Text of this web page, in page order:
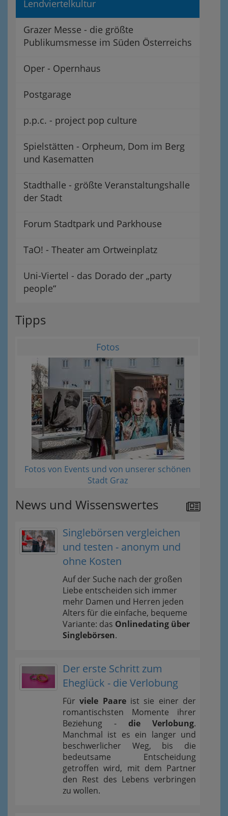
Lendviertelkultur
Grazer Messe - die größte
Publikumsmesse im Süden Österreichs
Oper - Opernhaus
Postgarage
p.p.c. - project pop culture
Spielstätten - Orpheum, Dom im Berg
und Kasematten
Stadthalle - größte Veranstaltungshalle
der Stadt
Forum Stadtpark und Parkhouse
TaO! - Theater am Ortweinplatz
Uni-Viertel - das Dorado der „party
people“
Tipps
Fotos
Fotos von Events und von unserer schönen
Stadt Graz
News und Wissenswertes
Singlebörsen vergleichen
und testen - anonym und
ohne Kosten
Auf der Suche nach der großen
Liebe entscheiden sich immer
mehr Damen und Herren jeden
Alters für die einfache, bequeme
Variante: das Onlinedating über
Singlebörsen.
Der erste Schritt zum
Eheglück - die Verlobung
Fürviele Paareist sie einer der
romantischsten Momente ihrer
Beziehung - die Verlobung.
Manchmal ist es ein langer und
beschwerlicher Weg, bis die
bedeutsame Entscheidung
getroffen wird, mit dem Partner
den Rest des Lebens verbringen
zu wollen.